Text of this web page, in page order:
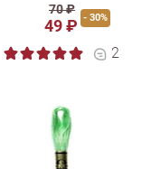
70 ₽
49 ₽ - 30%
2